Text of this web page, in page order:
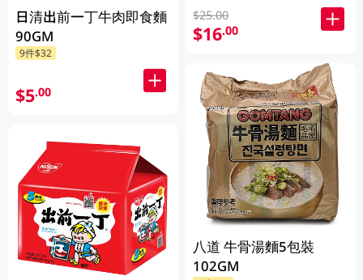
日清出前一丁牛肉即食麵
90GM
9件$32
$5.00
$25.00
$16.00
八道 牛骨湯麵5包裝
102GM